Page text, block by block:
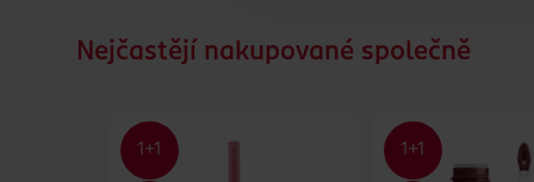
Nejčastějí nakupované společně